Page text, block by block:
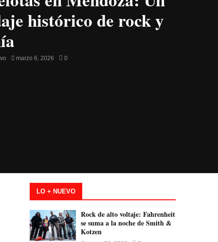
histórico de rock y
marzo 6, 2026 0
LO + NUEVO
Rock de alto voltaje: Fahrenheit
se suma a la noche de Smith &
Kotzen